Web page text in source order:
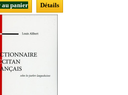
au panier Détails